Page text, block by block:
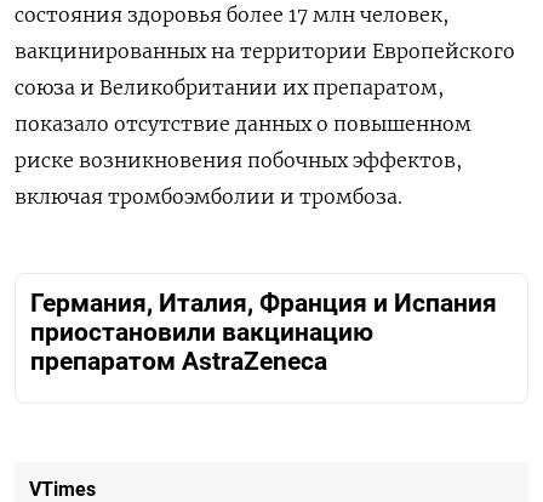
состояния здоровья более 17 млн человек,
вакцинированных на территории Европейского
союза и Великобритании их препаратом,
показало отсутствие данных о повышенном
риске возникновения побочных эффектов,
включая тромбоэмболии и тромбоза.
Германия, Италия, Франция и Испания
приостановили вакцинацию
препаратом AstraZeneca
VTimes